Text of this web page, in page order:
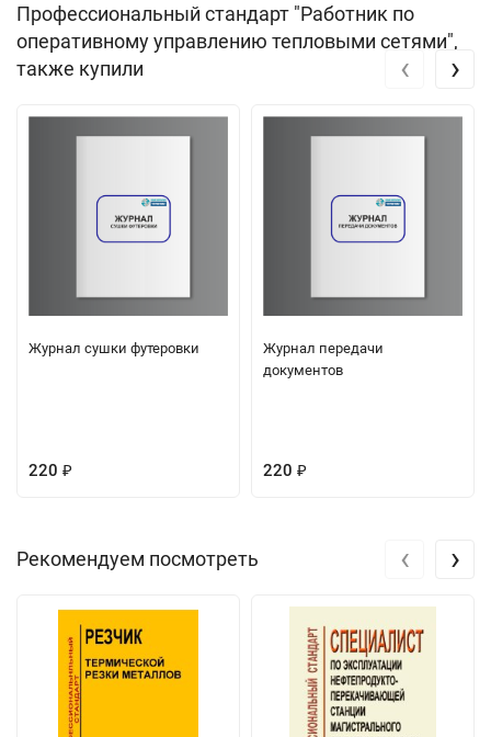
Профессиональный стандарт "Работник по
оперативному управлению тепловыми сетями",
также купили
Журнал сушки футеровки
220 ₽
Журнал передачи
документов
220 ₽
‹ ›
Рекомендуем посмотреть ‹ ›